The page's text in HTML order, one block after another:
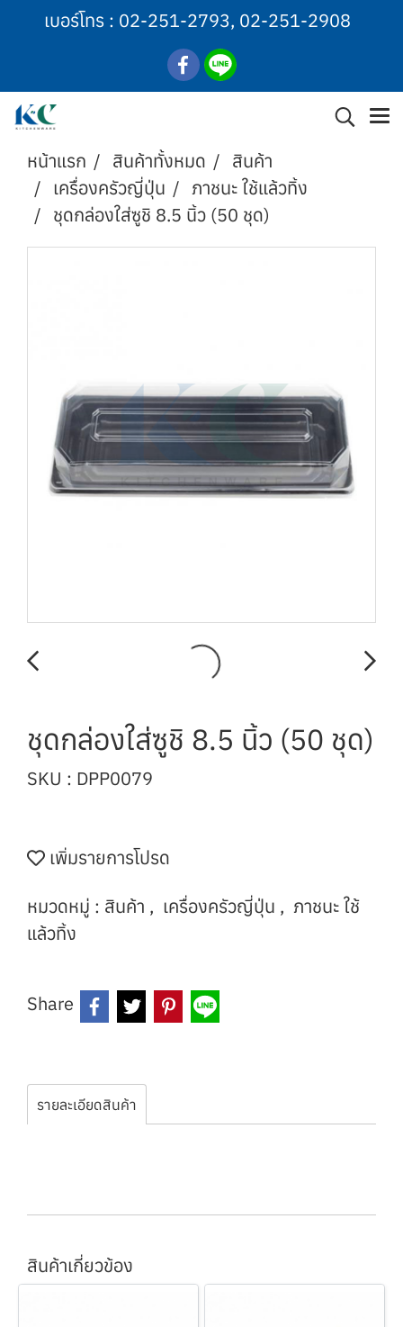
เบอร์โทร : 02-251-2793, 02-251-2908
หน้าแรก สินค้าทั้งหมด
สินค้า
เครื่องครัวญี่ปุ่น
ภาชนะ ใช้แล้วทิ้ง
ชุดกล่องใส่ซูชิ 8.5 นิ้ว (50 ชุด)
ชุดกล่องใส่ซูชิ 8.5 นิ้ว (50 ชุด)
SKU : DPP0079
เพิ่มรายการโปรด
หมวดหมู่ : สินค้า , เครื่องครัวญี่ปุ่น , ภาชนะ ใช้
แล้วทิ้ง
Share
รายละเอียดสินค้า
สินค้าเกี่ยวข้อง